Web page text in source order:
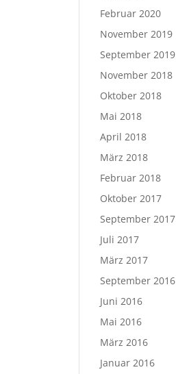
Februar 2020
November 2019
September 2019
November 2018
Oktober 2018
Mai 2018
April 2018
März 2018
Februar 2018
Oktober 2017
September 2017
Juli 2017
März 2017
September 2016
Juni 2016
Mai 2016
März 2016
Januar 2016